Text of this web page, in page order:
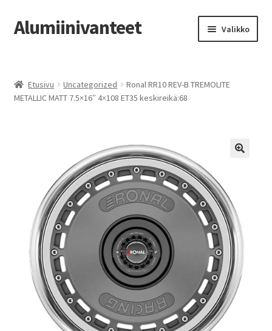
Siirry
navigointiin
Siirry
sisältöön
Alumiinivanteet Valikko
Kauppa
Vanteiden osto-opas
Auton renkaat
Yhteystiedot
Etusivu Uncategorized
Ronal RR10 REV-B TREMOLITE
METALLIC MATT 7.5×16″ 4×108 ET35 keskireikä:68